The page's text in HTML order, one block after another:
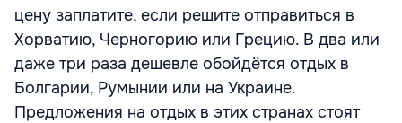
цену заплатите, если решите отправиться в
Хорватию, Черногорию или Грецию. В два или
даже три раза дешевле обойдётся отдых в
Болгарии, Румынии или на Украине.
Предложения на отдых в этих странах стоят